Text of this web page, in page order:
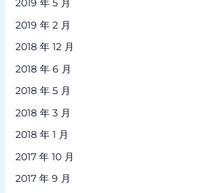
2019 年 5 月
2019 年 2 月
2018 年 12 月
2018 年 6 月
2018 年 5 月
2018 年 3 月
2018 年 1 月
2017 年 10 月
2017 年 9 月